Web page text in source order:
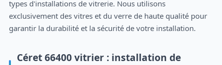
types d'installations de vitrerie. Nous utilisons
exclusivement des vitres et du verre de haute qualité pour
garantir la durabilité et la sécurité de votre installation.
Céret 66400 vitrier : installation de